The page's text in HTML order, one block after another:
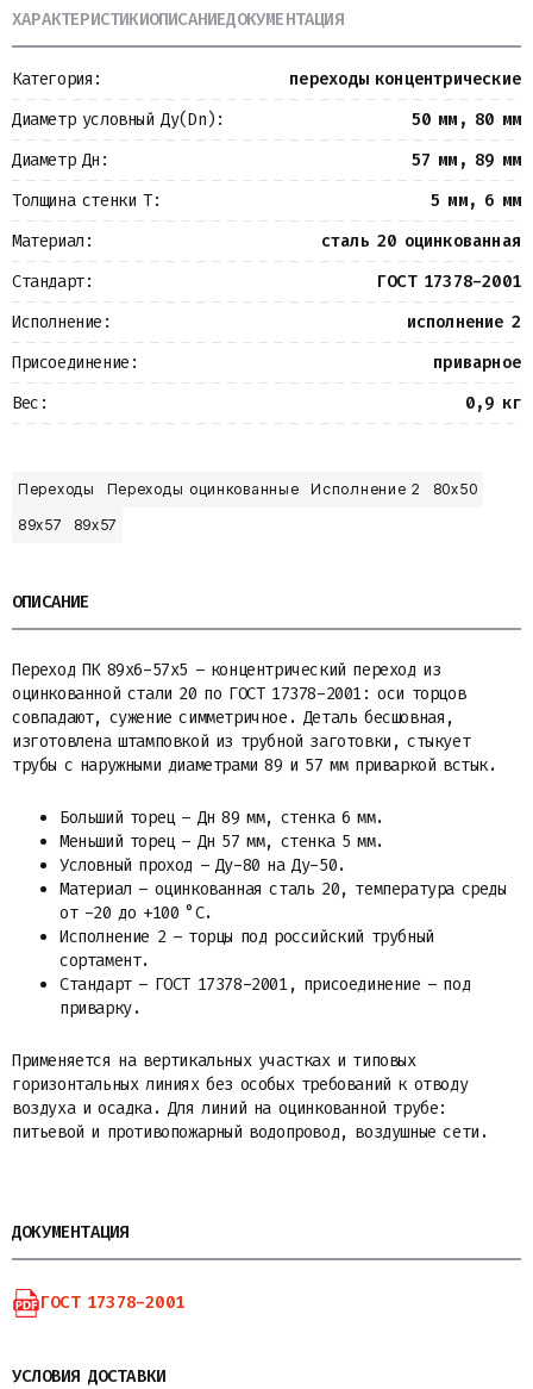
Металлопрокат
Измерительные приборы
Баки
Детали трубопроводов
Водомерные узлы
Запорная арматура
ХАРАКТЕРИСТИКИОПИСАНИЕДОКУМЕНТАЦИЯ
Категория:
переходы концентрические
Диаметр условный Ду(Dn):
50 мм, 80 мм
Диаметр Дн:
57 мм, 89 мм
Толщина стенки Т:
5 мм, 6 мм
Материал:
сталь 20 оцинкованная
Стандарт:
ГОСТ 17378-2001
Исполнение:
исполнение 2
Присоединение:
приварное
Вес:
0,9 кг
Переходы Переходы оцинкованные Исполнение 2
80х50
89х57
89х57
ОПИСАНИЕ
Переход ПК 89х6-57х5 – концентрический переход из
оцинкованной стали 20 по ГОСТ 17378-2001: оси торцов
совпадают, сужение симметричное. Деталь бесшовная,
изготовлена штамповкой из трубной заготовки, стыкует
трубы с наружными диаметрами 89 и 57 мм приваркой встык.
Больший торец – Дн 89 мм, стенка 6 мм.
Меньший торец – Дн 57 мм, стенка 5 мм.
Условный проход – Ду-80 на Ду-50.
Материал – оцинкованная сталь 20, температура среды
от -20 до +100 °C.
Исполнение 2 – торцы под российский трубный
сортамент.
Стандарт – ГОСТ 17378-2001, присоединение – под
приварку.
Применяется на вертикальных участках и типовых
горизонтальных линиях без особых требований к отводу
воздуха и осадка. Для линий на оцинкованной трубе:
питьевой и противопожарный водопровод, воздушные сети.
ДОКУМЕНТАЦИЯ
ГОСТ 17378-2001
УСЛОВИЯ ДОСТАВКИ